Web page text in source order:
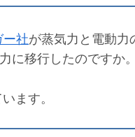
ー社が蒸気力と電動力
に移行したのですか。
ます。